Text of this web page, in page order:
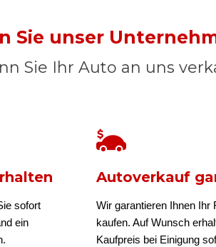
Sie unser
Sie Ihr Auto an uns
sofort
ein
Autoverkauf
Wir garantieren Ihnen Ihr
kaufen. Auf Wunsch
Kaufpreis bei Einigung